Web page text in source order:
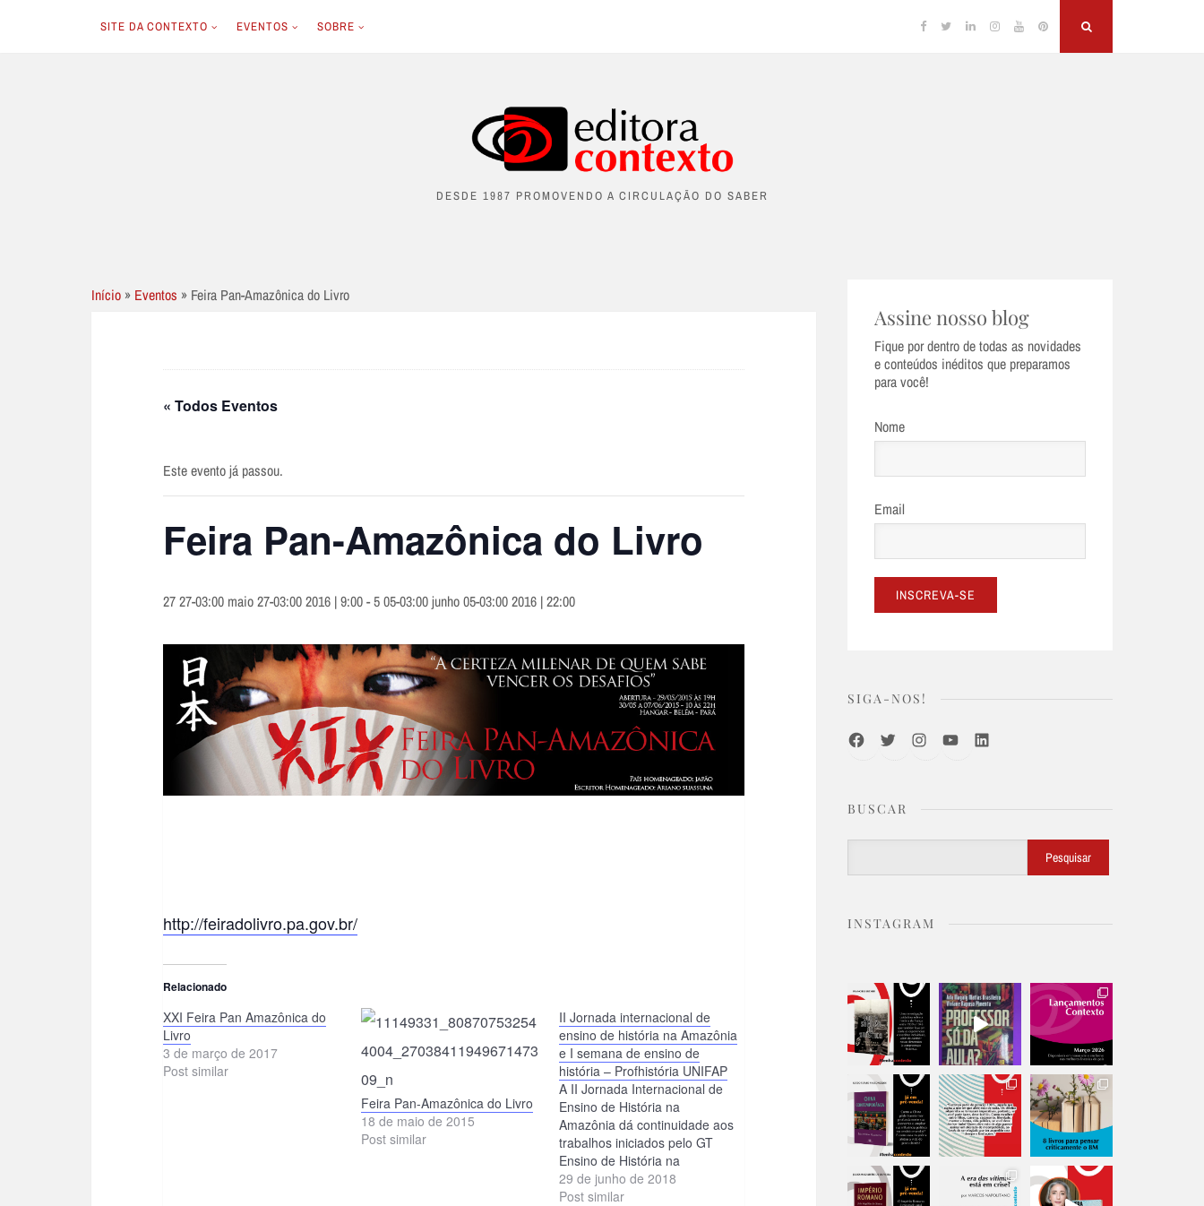
SITE DA CONTEXTO EVENTOS SOBRE Facebook
TwitterLinkedinInstagram
YouTubePinterest
DESDE 1987 PROMOVENDO A CIRCULAÇÃO DO SABER
Início » Eventos » Feira Pan-Amazônica do Livro
« Todos Eventos
Este evento já passou.
Feira Pan-Amazônica do Livro
27 27-03:00 maio 27-03:00 2016 | 9:00-5 05-03:00 junho 05-03:00 2016 | 22:00
http://feiradolivro.pa.gov.br/
Relacionado
XXI Feira Pan Amazônica do
Livro
3 de março de 2017
Post similar
Feira Pan-Amazônica do Livro
18 de maio de 2015
Post similar
II Jornada internacional de
ensino de história na Amazônia
e I semana de ensino de
história – Profhistória UNIFAP
A II Jornada Internacional de
Ensino de História na
Amazônia dá continuidade aos
trabalhos iniciados pelo GT
Ensino de História na
Amazônia em Santarém, Pará,
em 2016. Entre 04 e 09 de
29 de junho de 2018
Post similar
Assine nosso blog
Fique por dentro de todas as novidades
e conteúdos inéditos que preparamos
para você!
Nome
Email
SIGA-NOS!
FacebookTwitterInstagramYoutubeLinkedIn
BUSCAR
Pesquisar
INSTAGRAM